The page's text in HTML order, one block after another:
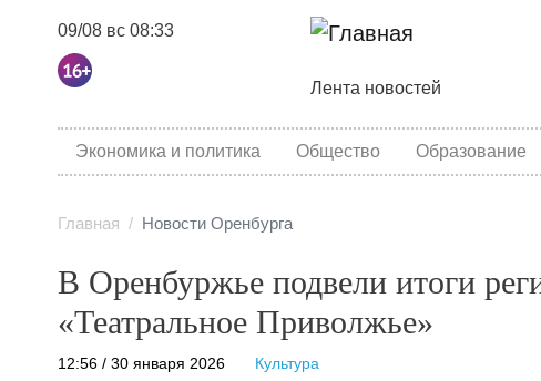
09/08 вс 08:33
Основная навигация
Лента новостей
category menu
Экономика и политика Общество Образование
Главная Новости Оренбурга
В Оренбуржье подвели итоги
«Театральное Приволжье»
12:56 / 30 января 2026 Культура